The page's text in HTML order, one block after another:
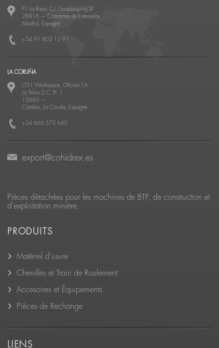
P.I. La Raya, C/ Guadalquivir, 2
28816 — Camarma de Esteruelas
Madrid, Espagne
+34 91 802 12 91
LA CORUÑA
LT51 Workspace, Oficina 1A
La Telva 2 C, Pt. 1
15660 —
Cambre, La Coruña, Espagne
+34 666 572 640
export@cohidrex.es
Pièces détachées pour les machines de BTP, de construction et
d'exploitation minière.
PRODUITS
Matériel d'usure
Chenilles et Train de Roulement
Accesoires et Équipements
Pièces de Rechange
LIENS